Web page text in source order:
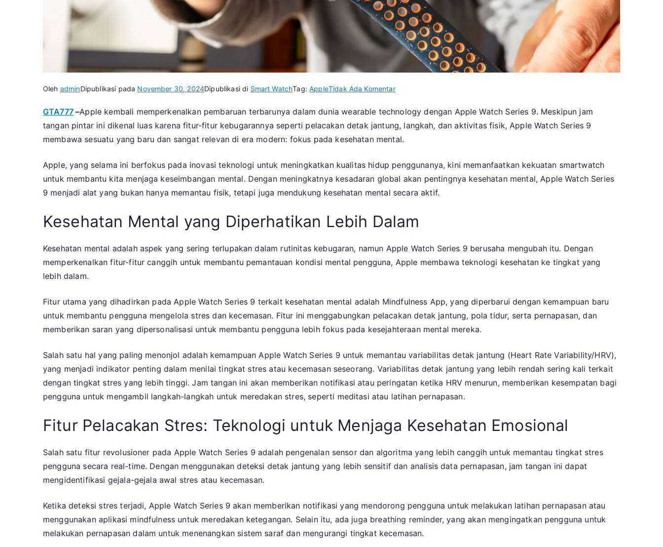
Oleh adminDipublikasi pada November 30, 2024Dipublikasi di Smart WatchTag:AppleTidak Ada Komentarpada
Watch
Series
9:
Lebih
Jauh
Mental
GTA777–Apple kembali memperkenalkan pembaruan terbarunya dalam dunia wearable technology dengan Apple Watch Series 9. Meskipun jam
tangan pintar ini dikenal luas karena fitur-fitur kebugarannya seperti pelacakan detak jantung, langkah, dan aktivitas fisik, Apple Watch Series 9
membawa sesuatu yang baru dan sangat relevan di era modern: fokus pada kesehatan mental.
Apple, yang selama ini berfokus pada inovasi teknologi untuk meningkatkan kualitas hidup penggunanya, kini memanfaatkan kekuatan smartwatch
untuk membantu kita menjaga keseimbangan mental. Dengan meningkatnya kesadaran global akan pentingnya kesehatan mental, Apple Watch Series
9 menjadi alat yang bukan hanya memantau fisik, tetapi juga mendukung kesehatan mental secara aktif.
Kesehatan Mental yang Diperhatikan Lebih Dalam
Kesehatan mental adalah aspek yang sering terlupakan dalam rutinitas kebugaran, namun Apple Watch Series 9 berusaha mengubah itu. Dengan
memperkenalkan fitur-fitur canggih untuk membantu pemantauan kondisi mental pengguna, Apple membawa teknologi kesehatan ke tingkat yang
lebih dalam.
Fitur utama yang dihadirkan pada Apple Watch Series 9 terkait kesehatan mental adalah Mindfulness App, yang diperbarui dengan kemampuan baru
untuk membantu pengguna mengelola stres dan kecemasan. Fitur ini menggabungkan pelacakan detak jantung, pola tidur, serta pernapasan, dan
memberikan saran yang dipersonalisasi untuk membantu pengguna lebih fokus pada kesejahteraan mental mereka.
Salah satu hal yang paling menonjol adalah kemampuan Apple Watch Series 9 untuk memantau variabilitas detak jantung (Heart Rate Variability/HRV),
yang menjadi indikator penting dalam menilai tingkat stres atau kecemasan seseorang. Variabilitas detak jantung yang lebih rendah sering kali terkait
dengan tingkat stres yang lebih tinggi. Jam tangan ini akan memberikan notifikasi atau peringatan ketika HRV menurun, memberikan kesempatan bagi
pengguna untuk mengambil langkah-langkah untuk meredakan stres, seperti meditasi atau latihan pernapasan.
Fitur Pelacakan Stres: Teknologi untuk Menjaga Kesehatan Emosional
Salah satu fitur revolusioner pada Apple Watch Series 9 adalah pengenalan sensor dan algoritma yang lebih canggih untuk memantau tingkat stres
pengguna secara real-time. Dengan menggunakan deteksi detak jantung yang lebih sensitif dan analisis data pernapasan, jam tangan ini dapat
mengidentifikasi gejala-gejala awal stres atau kecemasan.
Ketika deteksi stres terjadi, Apple Watch Series 9 akan memberikan notifikasi yang mendorong pengguna untuk melakukan latihan pernapasan atau
menggunakan aplikasi mindfulness untuk meredakan ketegangan. Selain itu, ada juga breathing reminder, yang akan mengingatkan pengguna untuk
melakukan pernapasan dalam untuk menenangkan sistem saraf dan mengurangi tingkat kecemasan.